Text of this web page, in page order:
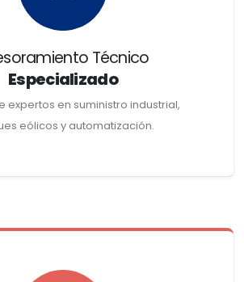
Técnico
Especializado
expertos en suministro industrial,
eólicos y automatización.